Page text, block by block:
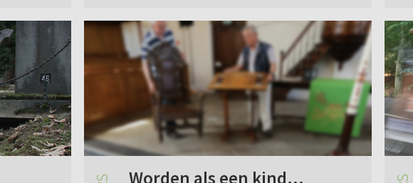
Worden als een kind...